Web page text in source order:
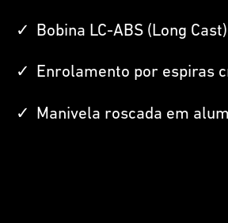
Bobina LC-ABS (Long Cast)
Enrolamento por espiras
Manivela roscada em